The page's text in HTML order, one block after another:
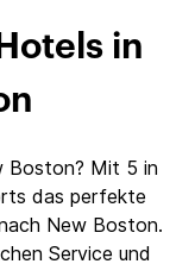
in
Boston? Mit 5 in
das perfekte
New Boston.
Service und